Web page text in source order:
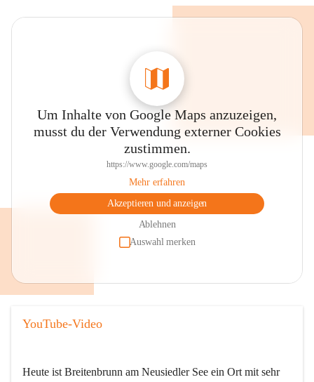
Um Inhalte von Google Maps anzuzeigen,
musst du der Verwendung externer Cookies
zustimmen.
https://www.google.com/maps
Mehr erfahren
Akzeptieren und anzeigen
Ablehnen
Auswahl merken
YouTube-Video
Heute ist Breitenbrunn am Neusiedler See ein Ort mit sehr